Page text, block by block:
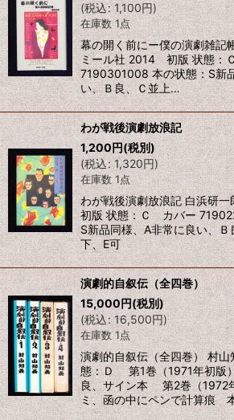
(税込: 1,100円)
在庫数 1点
幕の開く前にー僕の演劇雑記
ミール社 2014 初版 状
7190301008 本の状態：S新
い、Ｂ良、Ｃ並上…
わが戦後演劇放浪記
1,200円(税別)
(税込: 1,320円)
在庫数 1点
わが戦後演劇放浪記 白浜研
初版 状態：Ｃ カバー
S新品同様、A非常に良い、Ｂ
下、E可
演劇的自叙伝（全四巻）
15,000円(税別)
(税込: 16,500円)
在庫数 1点
演劇的自叙伝（全四巻） 村
態：Ｄ 第1巻（1971年初版
良、サイン本 第2巻（1972
ミ、函の中にペンで計算痕